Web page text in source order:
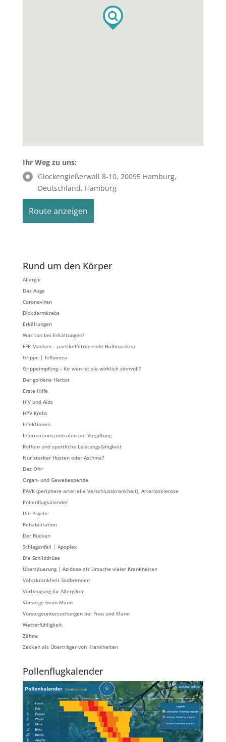
Ihr Weg zu uns:
Glockengießerwall 8-10, 20095 Hamburg,
Deutschland, Hamburg
Rund um den Körper
Allergie
Das Auge
Coronaviren
Dickdarmkrebs
Erkältungen
Was tun bei Erkältungen?
FFP-Masken – partikelfiltrierende Halbmasken
Grippe | Influenza
Grippeimpfung – für wen ist sie wirklich sinnvoll?
Der goldene Herbst
Erste Hilfe
HIV und Aids
HPV Krebs
Infektionen
Informationszentralen bei Vergiftung
Koffein und sportliche Leistungsfähigkeit
Nur starker Husten oder Asthma?
Das Ohr
Organ- und Gewebespende
PAVK (periphere arterielle Verschlusskrankheit), Arteriosklerose
Pollenflugkalender
Die Psyche
Rehabilitation
Der Rücken
Schlaganfall | Apoplex
Die Schilddrüse
Übersäuerung | Azidose als Ursache vieler Krankheiten
Volkskrankheit Sodbrennen
Vorbeugung für Allergiker
Vorsorge beim Mann
Vorsorgeuntersuchungen bei Frau und Mann
Wetterfühligkeit
Zähne
Zecken als Überträger von Krankheiten
Pollenflugkalender